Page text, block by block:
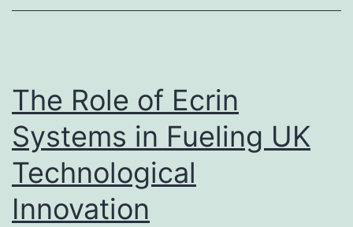
The Role of Ecrin
Systems in Fueling UK
Technological
Innovation